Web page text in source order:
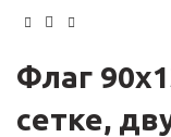
Флаг
сетке,